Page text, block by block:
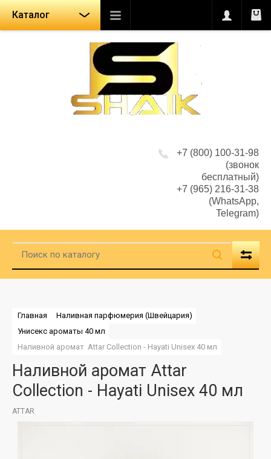
Каталог
+7 (800) 100-31-98
(звонок
бесплатный)
+7 (965) 216-31-38
(WhatsApp,
Telegram)
Главная
Наливная парфюмерия (Швейцария)
Унисекс ароматы 40 мл
Наливной аромат  Attar Collection - Hayati Unisex 40 мл
Наливной аромат Attar
Collection - Hayati Unisex 40 мл
ATTAR